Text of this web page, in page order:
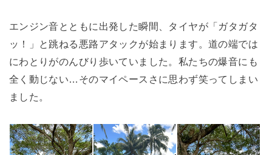
エンジン音とともに出発した瞬間、タイヤが「ガタガタ
ッ！」と跳ねる悪路アタックが始まります。道の端では
にわとりがのんびり歩いていました。私たちの爆音にも
全く動じない…そのマイペースさに思わず笑ってしまい
ました。